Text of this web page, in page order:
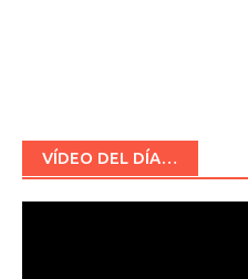
VÍDEO DEL DÍA…